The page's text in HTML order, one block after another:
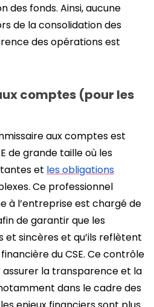
des fonds. Ainsi, aucune
de la consolidation des
des opérations est
comptes (pour les
aux comptes est
de grande taille où les
et les obligations
Ce professionnel
à l’entreprise est chargé de
de garantir que les
sincères et qu’ils reflètent
du CSE. Ce contrôle
la transparence et la
dans le cadre des